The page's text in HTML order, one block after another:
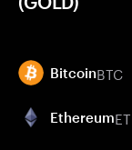
BitcoinBTC
Ethereum